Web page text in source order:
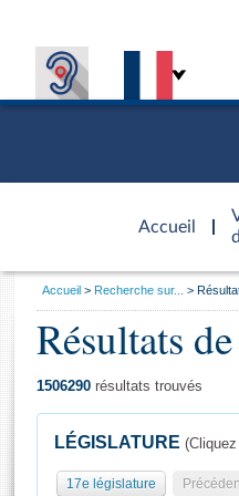
Accueil
d'accueil
Général
Vous
Accueil Recherche sur...
Résultats
1506290 résultats trouvés
LÉGISLATURE
17e législature